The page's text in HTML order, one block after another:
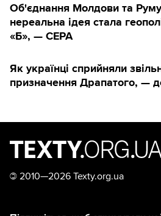
Об'єднання Молдови та
нереальна ідея стала
«Б», — CEPA
Як українці сприйняли
призначення Драпатого, —
© 2010—2026 Texty.org.ua